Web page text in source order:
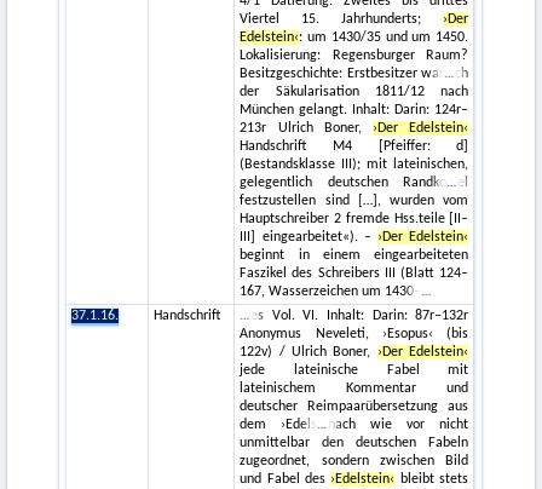
Viertel 15. Jahrhunderts; ›Der
Edelstein‹: um 1430/35 und um 1450.
Lokalisierung: Regensburger Raum?
Besitzgeschichte: Erstbesitzer war
ch
der Säkularisation 1811/12 nach
München gelangt. Inhalt: Darin: 124r–
213r Ulrich Boner, ›Der Edelstein‹
Handschrift M4 [Pfeiffer: d]
(Bestandsklasse III); mit lateinischen,
gelegentlich deutschen Randko
el
festzustellen sind […], wurden vom
Hauptschreiber 2 fremde Hss.teile [II–
III] eingearbeitet«). – ›Der Edelstein‹
beginnt in einem eingearbeiteten
Faszikel des Schreibers III (Blatt 124–
167, Wasserzeichen um 1430–
37.1.16.
Handschrift
es Vol. VI. Inhalt: Darin: 87r–132r
Anonymus Neveleti, ›Esopus‹ (bis
122v) / Ulrich Boner, ›Der Edelstein‹
jede lateinische Fabel mit
lateinischem Kommentar und
deutscher Reimpaarübersetzung aus
dem ›Edels
nach wie vor nicht
unmittelbar den deutschen Fabeln
zugeordnet, sondern zwischen Bild
und Fabel des ›Edelstein‹ bleibt stets